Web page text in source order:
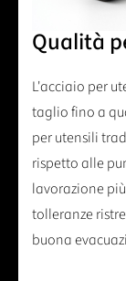
Qualità
L'acciaio per
taglio fino a
per utensili
rispetto alle
lavorazione
tolleranze
buona